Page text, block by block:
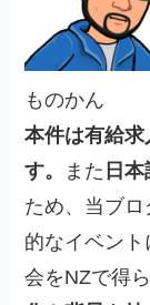
ものかん
本件は有給
す。
また 日
ため、当ブ
的なイベン
会をNZで得